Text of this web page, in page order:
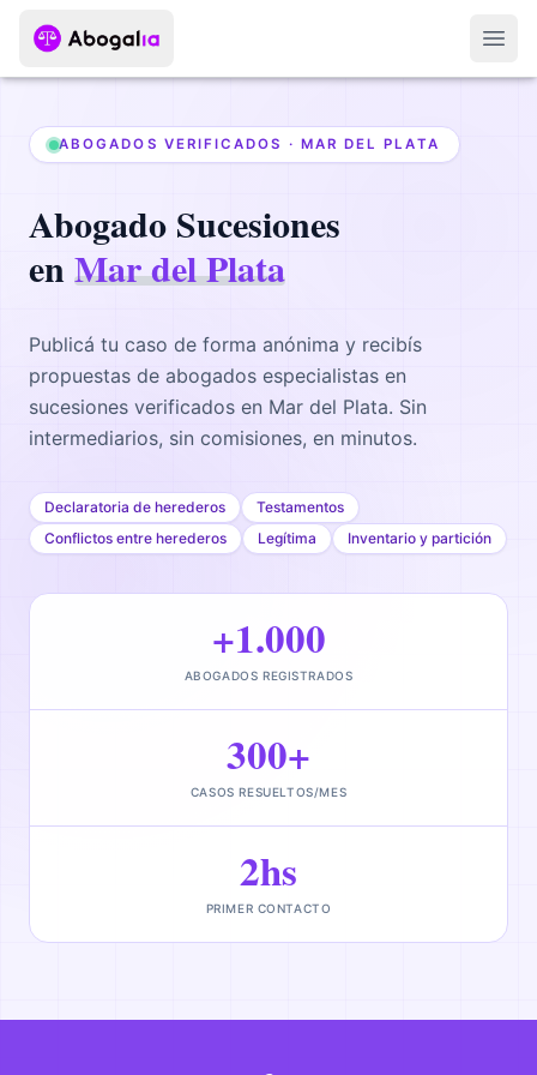
ABOGADOS VERIFICADOS · MAR DEL PLATA
Abogado Sucesiones
enMar del Plata
Publicá tu caso de forma anónima y recibís
propuestas de abogados especialistas en
sucesiones verificados en Mar del Plata. Sin
intermediarios, sin comisiones, en minutos.
Declaratoria de herederos
Testamentos
Conflictos entre herederos
Legítima Inventario y partición
+1.000
ABOGADOS REGISTRADOS
300+
CASOS RESUELTOS/MES
2hs
PRIMER CONTACTO